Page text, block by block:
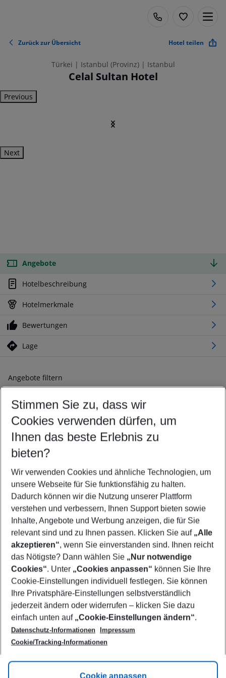
Zurück zur Übersicht Hotel teilen
Türkei | Istanbul (Provinz) | Istanbul
Celal Sultan Hotel
Previous
Next
Angebote
Hotelbeschreibung
Hotelmerkmale
Bewertungen
Lage
Angebote filtern
Ändern Sie Ihre Kriterien nach Ihren Wünschen
Abflughafen wählen
Beliebiger Abflughafen
Reisezeitraum wählen
11.08.26– 09.08.27 5-8 Nächte
2 Erwachsene Keine Kinder
Mehr Filter anzeigen
Footer
Footer navigation
Über uns
AGB
Cookie-Einstellungen ändern
Cookie-Richtlinie
Datenschutz
Service & Hilfe
Barrierefreies Reisen
Check-in
Flugbeschränkungen
Folgen Sie uns
Stimmen Sie zu, dass wir
Cookies verwenden dürfen, um
Ihnen das beste Erlebnis zu
bieten?
Wir verwenden Cookies und ähnliche Technologien, um
unsere Webseite für Sie funktionsfähig zu halten.
Dadurch können wir die Nutzung unserer Plattform
verstehen und verbessern, Ihnen Support bieten sowie
Inhalte, Angebote und Werbung anzeigen, die für Sie
relevant sind und zu Ihnen passen. Klicken Sie auf „Alle
akzeptieren“, wenn Sie einverstanden sind. Ihnen reicht
das Nötigste? Dann wählen Sie „Nur notwendige
Cookies“. Unter „Cookies anpassen“ können Sie Ihre
Cookie-Einstellungen individuell festlegen. Sie können
Ihre Privatsphäre-Einstellungen selbstverständlich
jederzeit ändern oder widerrufen – klicken Sie dazu
einfach unten auf „Cookie-Einstellungen ändern“.
Datenschutz-Informationen
Impressum
Cookie/Tracking-Informationen
Cookie anpassen